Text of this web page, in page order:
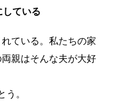
している
ている。私たちの家
親はそんな夫が大好
う。